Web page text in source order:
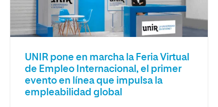
UNIR pone en marcha la Feria Virtual
de Empleo Internacional, el primer
evento en línea que impulsa la
empleabilidad global